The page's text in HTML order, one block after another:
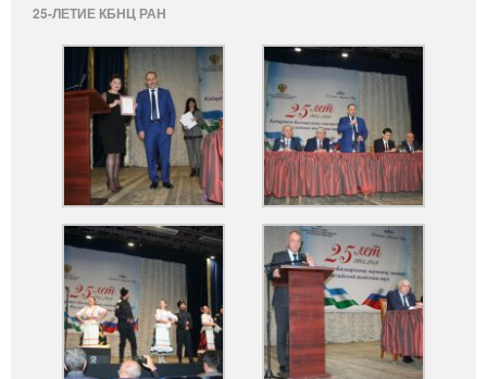
25-ЛЕТИЕ КБНЦ РАН